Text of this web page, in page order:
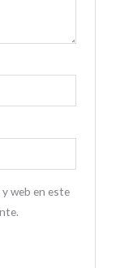
web en este